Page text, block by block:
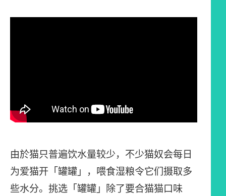
由於猫只普遍饮水量较少，不少猫奴会每日
为爱猫开「罐罐」，喂食湿粮令它们摄取多
些水分。挑选「罐罐」除了要合猫猫口味